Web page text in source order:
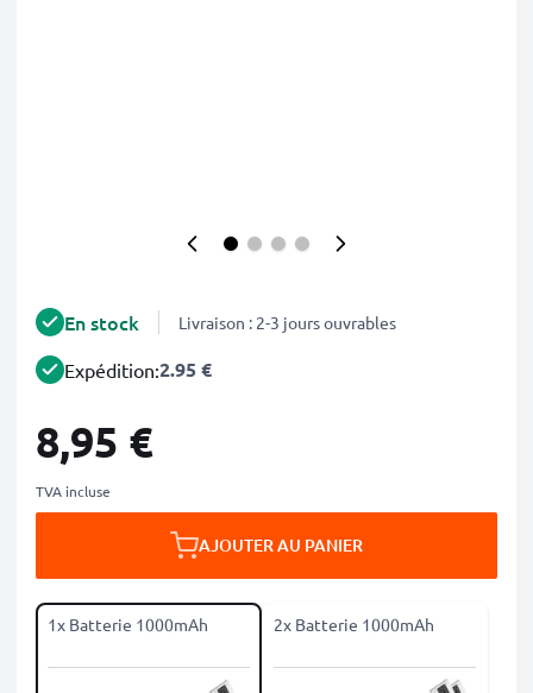
En stock Livraison : 2-3 jours ouvrables
Expédition:2.95 €
8,95 €
TVA incluse
AJOUTER AU PANIER
1x Batterie 1000mAh 2x Batterie 1000mAh